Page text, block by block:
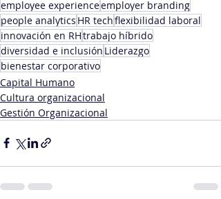
employee experienceemployer branding
people analytics HR techflexibilidad laboral
innovación en RHtrabajo híbrido
diversidad e inclusión Liderazgo
bienestar corporativo
Capital Humano
Cultura organizacional
Gestión Organizacional